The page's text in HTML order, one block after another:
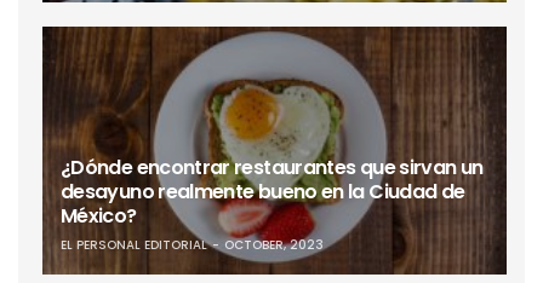
¿Dónde encontrar restaurantes que sirvan un
desayuno realmente bueno en la Ciudad de
México?
EL PERSONAL EDITORIAL OCTOBER, 2023